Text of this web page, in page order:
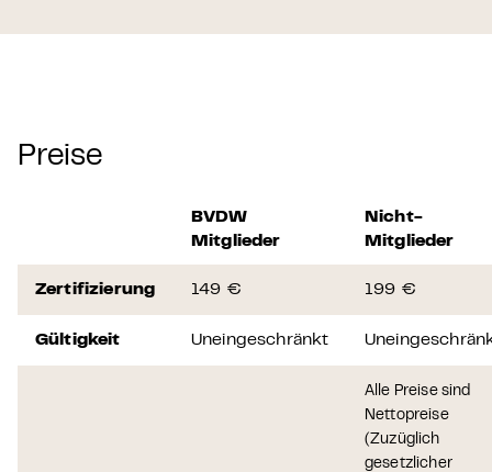
Preise
BVDW
Mitglieder
Nicht-
Mitglieder
Zertifizierung 149 € 199 €
Gültigkeit Uneingeschränkt
Alle Preise sind
Nettopreise
(Zuzüglich
gesetzlicher